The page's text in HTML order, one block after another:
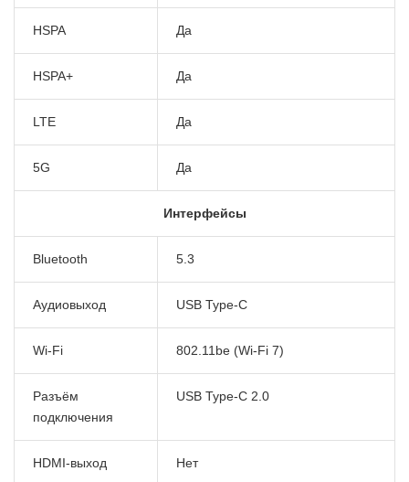
HSPA Да
HSPA+ Да
LTE Да
5G Да
Интерфейсы
Bluetooth 5.3
Аудиовыход USB Type-C
Wi-Fi 802.11be (Wi-Fi 7)
Разъём
подключения
USB Type-C 2.0
HDMI-выход Нет